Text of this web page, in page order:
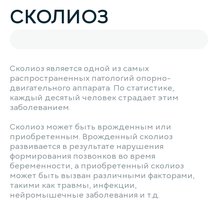
СКОЛИОЗ
Сколиоз является одной из самых
распространенных патологий опорно-
двигательного аппарата. По статистике,
каждый десятый человек страдает этим
заболеванием.
Сколиоз может быть врожденным или
приобретенным. Врожденный сколиоз
развивается в результате нарушения
формирования позвонков во время
беременности, а приобретенный сколиоз
может быть вызван различными факторами,
такими как травмы, инфекции,
нейромышечные заболевания и т.д.